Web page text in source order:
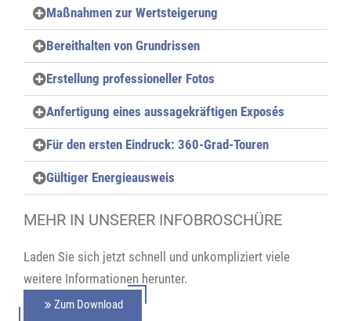
Maßnahmen zur Wertsteigerung
Bereithalten von Grundrissen
Erstellung professioneller Fotos
Anfertigung eines aussagekräftigen Exposés
Für den ersten Eindruck: 360-Grad-Touren
Gültiger Energieausweis
MEHR IN UNSERER INFOBROSCHÜRE
Laden Sie sich jetzt schnell und unkompliziert viele
weitere Informationen herunter.
Zum Download